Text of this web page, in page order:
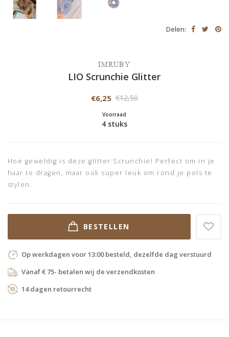
Delen:
IMRUBY
LIO Scrunchie Glitter
€6,25 €12,50
Voorraad
4 stuks
Hoe geweldig is deze glitter Scrunchie! Perfect om in je
haar te dragen, maar ook super leuk om rond je pols te
stylen.
BESTELLEN
Op werkdagen voor 13:00 besteld, dezelfde dag verstuurd
Vanaf € 75- betalen wij de verzendkosten
14 dagen retourrecht